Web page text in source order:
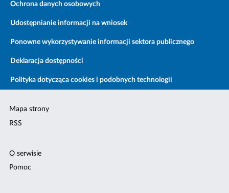
Ochrona danych osobowych
Udostępnianie informacji na wniosek
Ponowne wykorzystywanie informacji sektora publicznego
Deklaracja dostępności
Polityka dotycząca cookies i podobnych technologii
Mapa strony
RSS
O serwisie
Pomoc